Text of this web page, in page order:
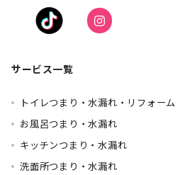
サービス一覧
トイレつまり・水漏れ・リフォーム
お風呂つまり・水漏れ
キッチンつまり・水漏れ
洗面所つまり・水漏れ